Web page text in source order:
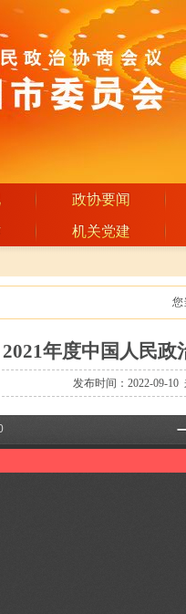
政协要闻
机关党建
您
2021年度中国人民
发布时间：2022-09-10